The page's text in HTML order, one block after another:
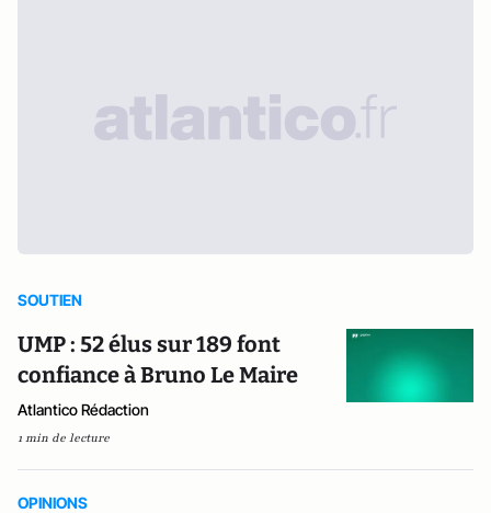
SOUTIEN
UMP : 52 élus sur 189 font
confiance à Bruno Le Maire
Atlantico Rédaction
1 min de lecture
OPINIONS